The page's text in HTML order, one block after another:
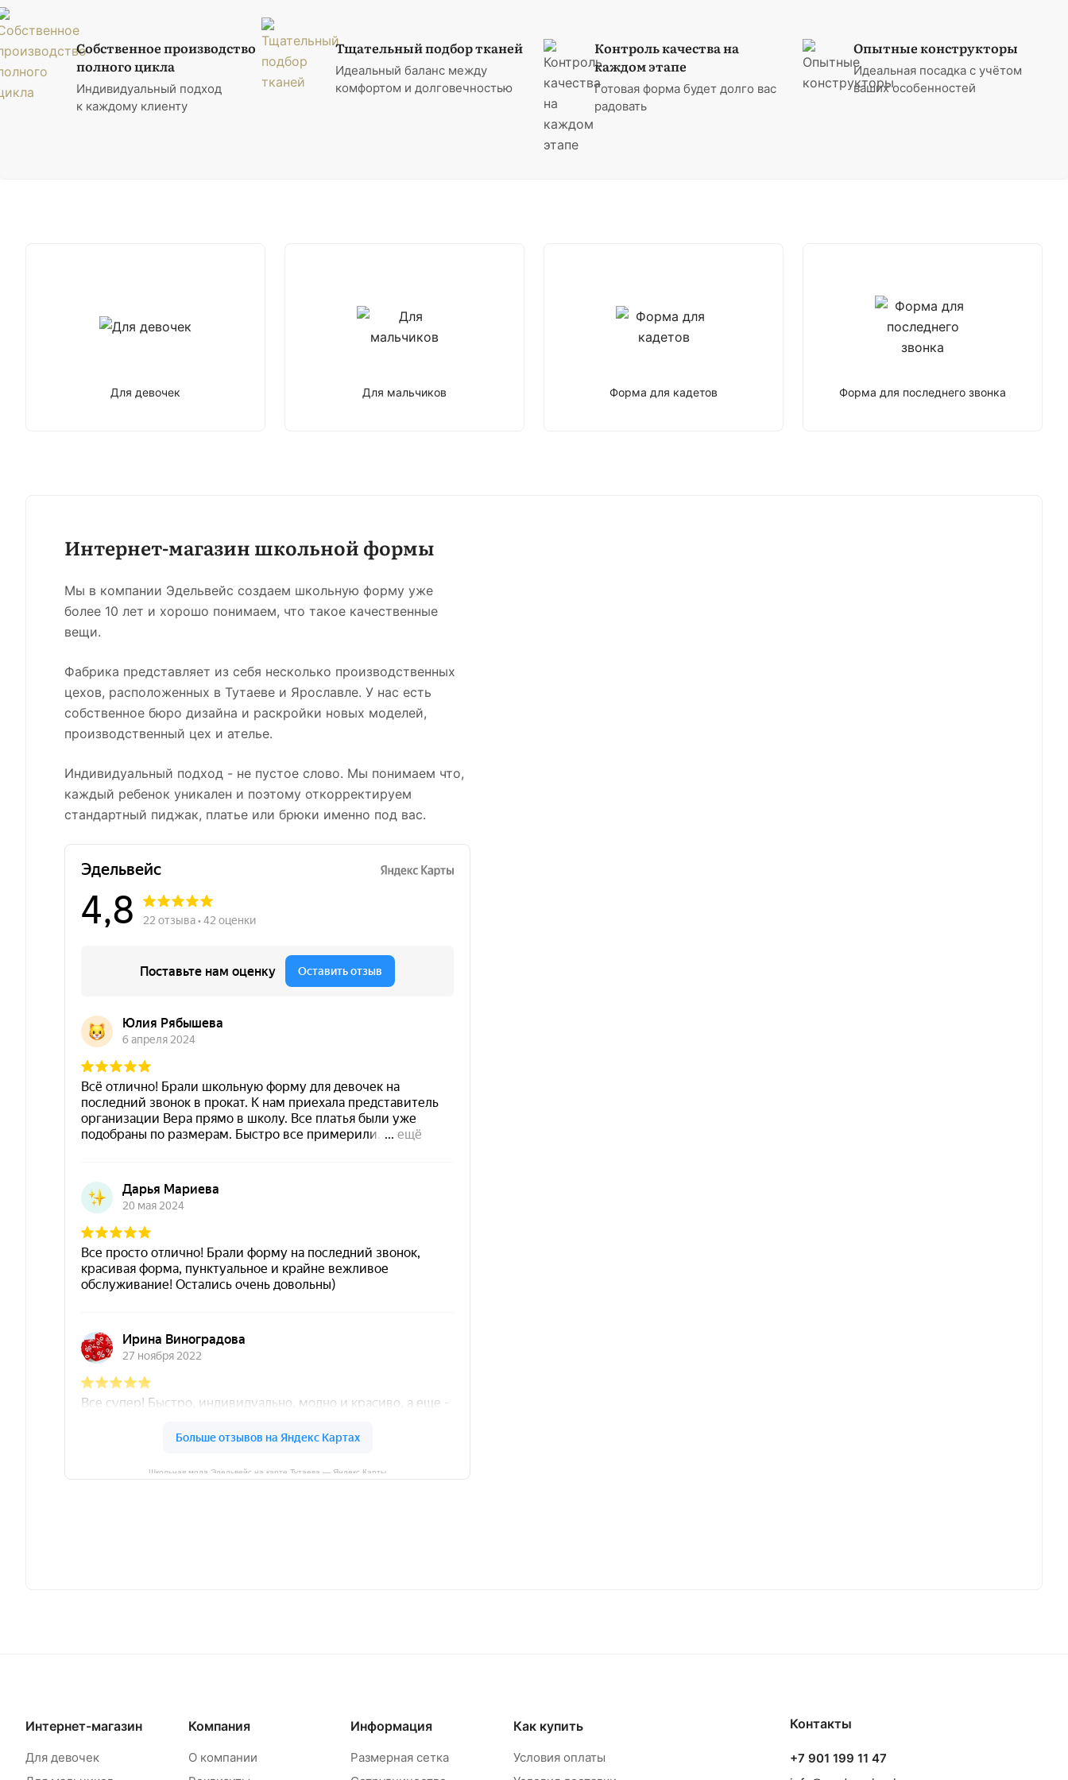
Собственное производство
полного цикла
Индивидуальный подход
к каждому клиенту
Тщательный подбор тканей
Идеальный баланс между
комфортом и долговечностью
Контроль качества на
каждом этапе
Готовая форма будет долго вас
радовать
Опытные конструкторы
Идеальная посадка с учётом
ваших особенностей
Для девочек Для мальчиков Форма для кадетов Форма для последнего звонка
Интернет-магазин школьной формы
Мы в компании Эдельвейс создаем школьную форму уже
более 10 лет и хорошо понимаем, что такое качественные
вещи.
Фабрика представляет из себя несколько производственных
цехов, расположенных в Тутаеве и Ярославле. У нас есть
собственное бюро дизайна и раскройки новых моделей,
производственный цех и ателье.
Индивидуальный подход - не пустое слово. Мы понимаем что,
каждый ребенок уникален и поэтому откорректируем
стандартный пиджак, платье или брюки именно под вас.
Школьная мода Эдельвейс на карте Тутаева — Яндекс Карты
Интернет-магазин
Для девочек
Компания
О компании
Информация
Размерная сетка
Как купить
Условия оплаты
Контакты
+7 901 199 11 47